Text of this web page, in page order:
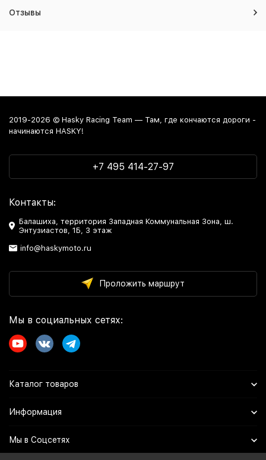
Отзывы
2019-2026 © Hasky Racing Team — Там, где кончаются дороги -
начинаются HASKY!
+7 495 414-27-97
Контакты:
Балашиха, территория Западная Коммунальная Зона, ш.
Энтузиастов, 1Б, 3 этаж
info@haskymoto.ru
Проложить маршрут
Мы в социальных сетях:
Каталог товаров
Информация
Мы в Соцсетях